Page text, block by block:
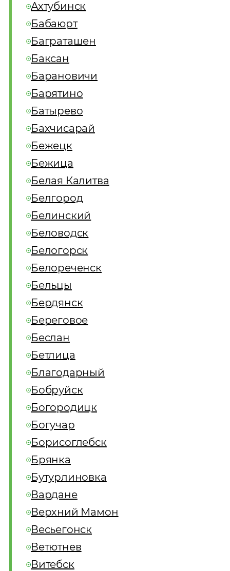
Ахтубинск
Бабаюрт
Баграташен
Баксан
Барановичи
Барятино
Батырево
Бахчисарай
Бежецк
Бежица
Белая Калитва
Белгород
Белинский
Беловодск
Белогорск
Белореченск
Бельцы
Бердянск
Береговое
Беслан
Бетлица
Благодарный
Бобруйск
Богородицк
Богучар
Борисоглебск
Брянка
Бутурлиновка
Вардане
Верхний Мамон
Весьегонск
Ветютнев
Витебск